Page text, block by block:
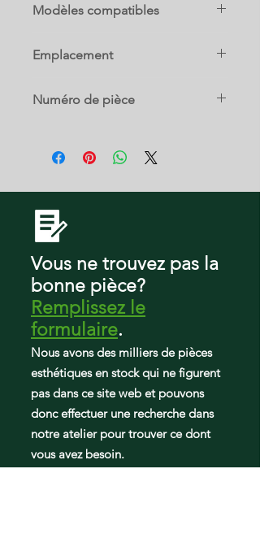
Modèles compatibles
PRMC2285AF
Emplacement
Numéro de pièce
Vous ne trouvez pas la
bonne pièce?
Remplissez le
formulaire.
Nous avons des milliers de pièces
esthétiques en stock qui ne figurent
pas dans ce site web et pouvons
donc effectuer une recherche dans
notre atelier pour trouver ce dont
vous avez besoin.